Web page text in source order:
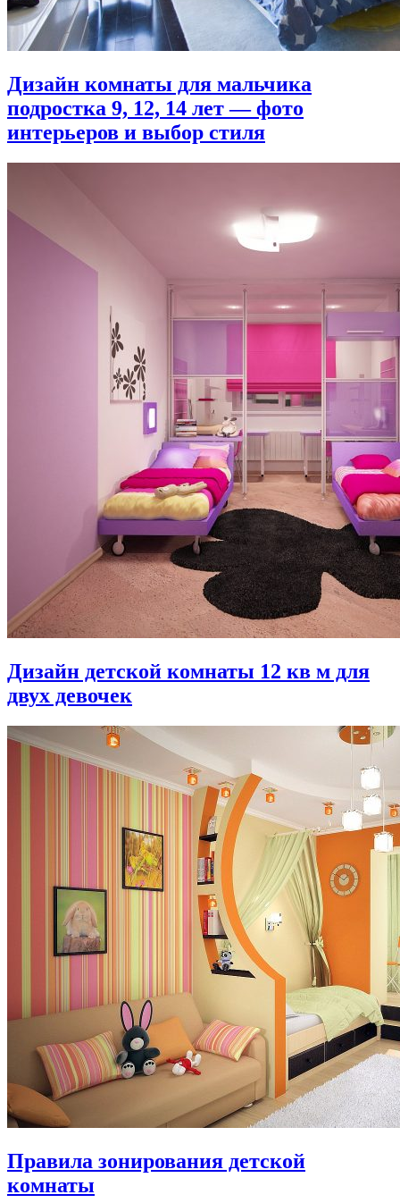
Дизайн комнаты для мальчика
подростка 9, 12, 14 лет — фото
интерьеров и выбор стиля
Дизайн детской комнаты 12 кв м для
двух девочек
Правила зонирования детской
комнаты